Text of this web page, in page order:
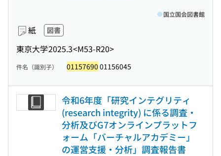
紙 図書
東京大学2025.3<M53-R20>
国立国会図書館
件名（識別子） 01157690 01156045
令和6年度「研究インテグリティ
(research integrity) に係る調査・
分析及びG7オンラインプラットフ
ォーム「バーチャルアカデミー」
の運営支援・分析」調査報告書